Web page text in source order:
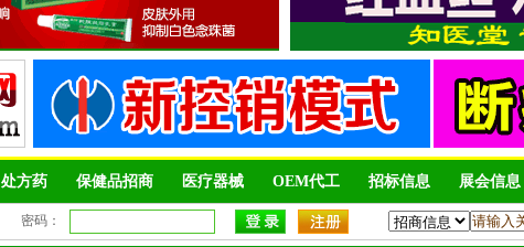
处方药 保健品招商 医疗器械 OEM代工 招标信息 展会信息
密码：